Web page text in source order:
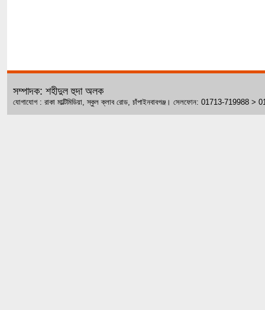
সম্পাদক: শহীদুল হুদা অলক
যোগাযোগ : রাকা মাল্টিমিডিয়া, স্কুল ক্লাব রোড, চাঁপাইনবাবগঞ্জ। সেলফোন: 01713-